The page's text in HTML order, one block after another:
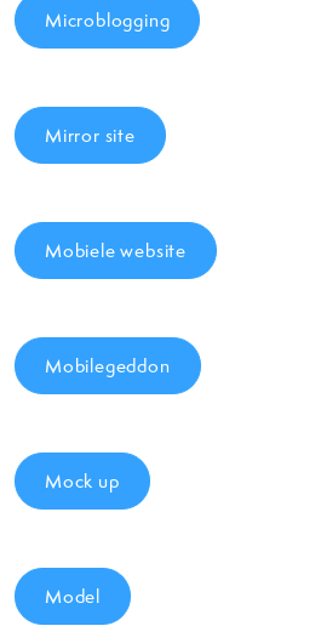
Microblogging
Mirror site
Mobiele website
Mobilegeddon
Mock up
Model